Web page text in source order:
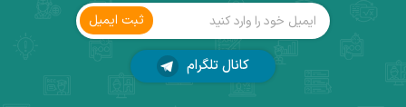
ثبت ‌ایمیل
کانال تلگرام